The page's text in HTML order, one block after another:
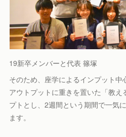
19新卒メンバーと代表 篠塚
そのため、座学によるインプット中
アウトプットに重きを置いた「教
プトとし、2週間という期間で一気
ます。